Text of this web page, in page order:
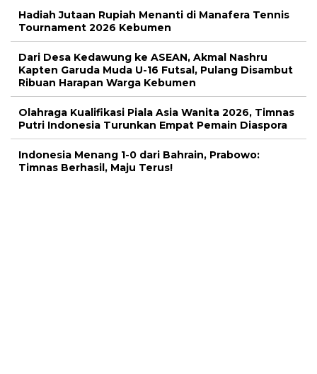
Hadiah Jutaan Rupiah Menanti di Manafera Tennis
Tournament 2026 Kebumen
Dari Desa Kedawung ke ASEAN, Akmal Nashru
Kapten Garuda Muda U-16 Futsal, Pulang Disambut
Ribuan Harapan Warga Kebumen
Olahraga Kualifikasi Piala Asia Wanita 2026, Timnas
Putri Indonesia Turunkan Empat Pemain Diaspora
Indonesia Menang 1-0 dari Bahrain, Prabowo:
Timnas Berhasil, Maju Terus!